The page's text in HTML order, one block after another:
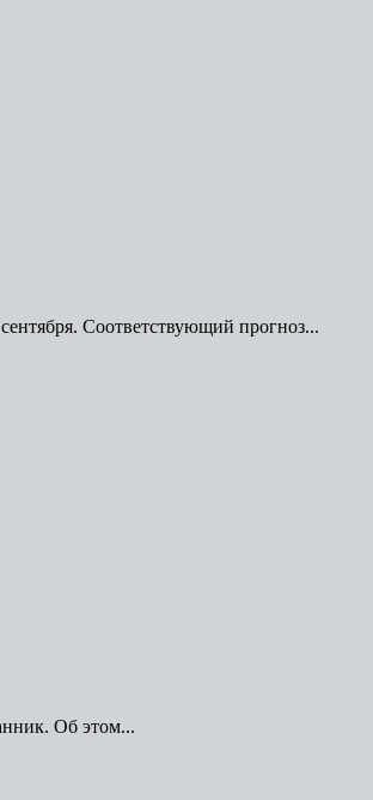
Соответствующий прогноз...
Об этом...